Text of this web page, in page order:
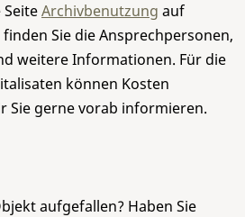
Archivbenutzung auf
Sie die Ansprechpersonen,
weitere Informationen. Für die
können Kosten
Sie gerne vorab informieren.
aufgefallen? Haben Sie